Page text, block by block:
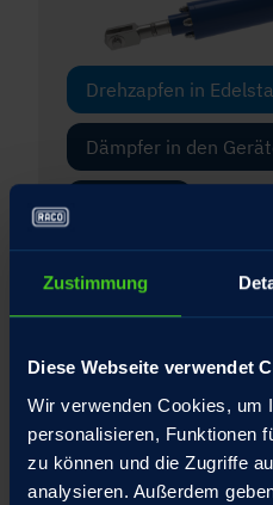
Zustimmung
Diese Webseite verwendet
Wir verwenden Cookies, um
personalisieren, Funktionen
zu können und die Zugriffe
analysieren. Außerdem
Drehzapfen in
Dämpfer in den
Integrierte
Interner Federtopf
Umschlagbolzen
Schubrohr